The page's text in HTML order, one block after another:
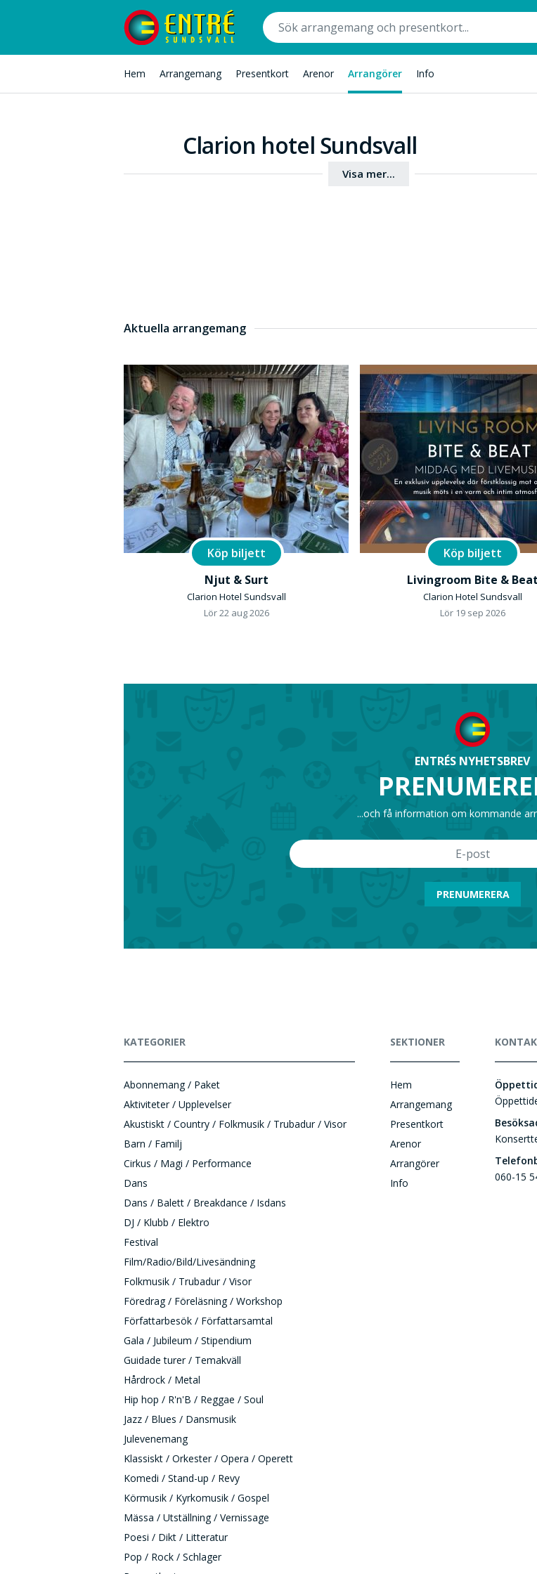
Hem Arrangemang Presentkort Arenor Arrangörer Info
Clarion hotel Sundsvall
Visa mer...
Aktuella arrangemang
Köp biljett
Njut & Surt
Clarion Hotel Sundsvall
Lör 22 aug 2026
Köp biljett
Livingroom Bite & Beat
Clarion Hotel Sundsvall
Lör 19 sep 2026
ENTRÉS NYHETSBREV
...och få information om kommande
PRENUMERERA
KATEGORIER
Abonnemang / Paket
Aktiviteter / Upplevelser
Akustiskt / Country / Folkmusik / Trubadur / Visor
Barn / Familj
Cirkus / Magi / Performance
Dans
Dans / Balett / Breakdance / Isdans
DJ / Klubb / Elektro
Festival
Film/Radio/Bild/Livesändning
Folkmusik / Trubadur / Visor
Föredrag / Föreläsning / Workshop
Författarbesök / Författarsamtal
Gala / Jubileum / Stipendium
Guidade turer / Temakväll
Hårdrock / Metal
Hip hop / R'n'B / Reggae / Soul
Jazz / Blues / Dansmusik
Julevenemang
Klassiskt / Orkester / Opera / Operett
Komedi / Stand-up / Revy
Körmusik / Kyrkomusik / Gospel
Mässa / Utställning / Vernissage
Poesi / Dikt / Litteratur
Pop / Rock / Schlager
SEKTIONER
Hem
Arrangemang
Presentkort
Arenor
Arrangörer
Info
060-15